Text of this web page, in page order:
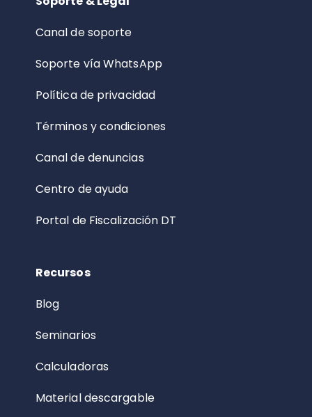
Canal de soporte
Soporte vía WhatsApp
Política de privacidad
Términos y condiciones
Canal de denuncias
Centro de ayuda
Portal de Fiscalización DT
Recursos
Blog
Seminarios
Calculadoras
Material descargable